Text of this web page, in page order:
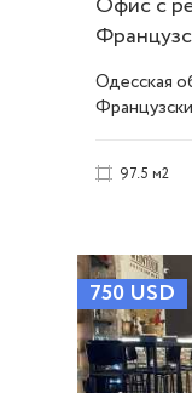
33797
Одесская
97.5 м2
750 USD